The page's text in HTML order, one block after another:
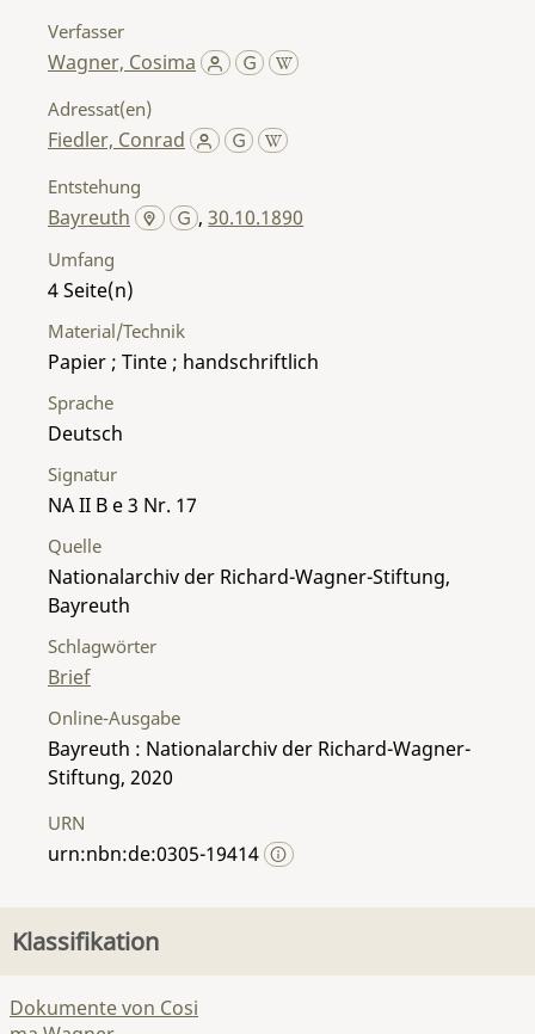
Verfasser
Wagner, Cosima
Adressat(en)
Fiedler, Conrad
Entstehung
Bayreuth ,30.10.1890
Umfang
4
Material/Technik
Papier ; Tinte ; handschriftlich
Sprache
Deutsch
Signatur
NA II B e 3 Nr. 17
Quelle
Nationalarchiv der Richard-Wagner-Stiftung,
Bayreuth
Schlagwörter
Brief
Online-Ausgabe
Bayreuth : Nationalarchiv der Richard-Wagner-
Stiftung, 2020
URN
urn:nbn:de:0305-19414
Klassifikation
Dokumente von Cosi